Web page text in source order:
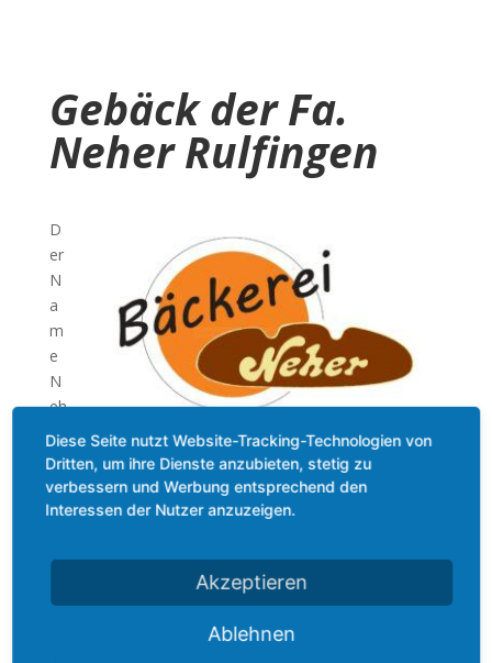
Gebäck der Fa.
Neher Rulfingen
© Bäckerei Neher Logo
D
er
N
a
m
e
N
eh
er
ha
t
lange Tradition im Bäckerhandwerk.
dritten Generation betrieben
mit Backwaren in bester Qualität ist die Bäckerei über
die Ortsgrenzen bekannt.
Angeschlossen ist ein kleines Lebensmittelgeschäft,
Diese Seite nutzt Website-Tracking-Technologien von
Dritten, um ihre Dienste anzubieten, stetig zu
verbessern und Werbung entsprechend den
Interessen der Nutzer anzuzeigen.
Akzeptieren
Ablehnen